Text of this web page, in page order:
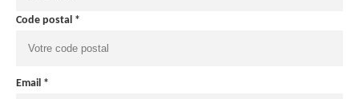
Code postal *
Email *